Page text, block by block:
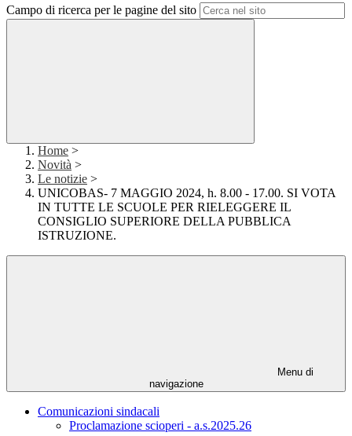
Campo di ricerca per le pagine del sito
Home >
Novità >
Le notizie >
UNICOBAS- 7 MAGGIO 2024, h. 8.00 - 17.00. SI VOTA
IN TUTTE LE SCUOLE PER RIELEGGERE IL
CONSIGLIO SUPERIORE DELLA PUBBLICA
ISTRUZIONE.
Menu di
navigazione
Comunicazioni sindacali
Proclamazione scioperi - a.s.2025.26